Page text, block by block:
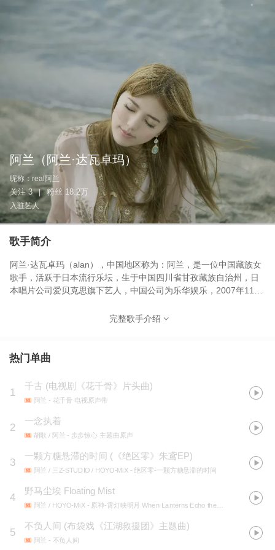
阿兰 （阿兰·达瓦卓玛）
昵称： real阿兰
关注 3 | 粉丝 18.2万
入驻艺人
歌手简介
阿兰·达瓦卓玛（alan），中国地区称为：阿兰，是一位中国藏族女
歌手，活跃于日本流行乐坛，生于中国四川省甘孜藏族自治州，日
本唱片公司爱贝克思旗下艺人，中国公司为乐华娱乐，2007年11月
单曲《久远の河》于日本Oricon周销量榜上获得季军，打破王菲于
亚洲市场的新生代优质女歌手。虽然此前较少在国内发展，但阿兰
完整歌手介绍
热门单曲
1
千古 (电视剧《花千骨》片头曲)
阿兰 - 花千骨 电视原声带
2
一念执着
胡歌 / 阿兰 - 步步惊心 主题曲原声
3
一颗方糖悬滞的时间 ( 《绝区零》朱鸢EP)
阿兰 / 三Z-STUDIO / HOYO-MiX - 绝区零-一颗方糖悬滞的时间
4
野马尘埃 Floating Mist
阿兰 / HOYO-MiX - 原神-霄灯映明月 When Lanterns Echo the Moon
5
不负人间 (布袋戏《江湖救援团》主题曲)
阿兰 - 不负人间